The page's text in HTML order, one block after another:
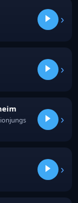
›
›
›
›